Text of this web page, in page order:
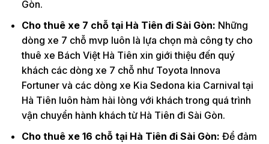
Gòn.
Cho thuê xe 7 chỗ tại Hà Tiên đi Sài Gòn: Những
dòng xe 7 chỗ mvp luôn là lựa chọn mà công ty cho
thuê xe Bách Việt Hà Tiên xin giới thiệu đến quý
khách các dòng xe 7 chỗ như Toyota Innova
Fortuner và các dòng xe Kia Sedona kia Carnival tại
Hà Tiên luôn hàm hài lòng với khách trong quá trình
vận chuyển hành khách từ Hà Tiên đi Sài Gòn.
Cho thuê xe 16 chỗ tại Hà Tiên đi Sài Gòn: Để đảm